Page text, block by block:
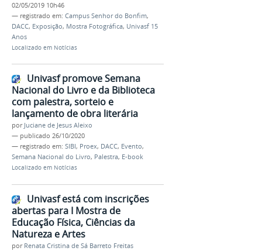
02/05/2019 10h46
— registrado em: Campus Senhor do Bonfim,
DACC, Exposição, Mostra Fotográfica, Univasf 15
Anos
Localizado em Notícias
Univasf promove Semana
Nacional do Livro e da Biblioteca
com palestra, sorteio e
lançamento de obra literária
por Juciane de Jesus Aleixo
— publicado 26/10/2020
— registrado em: SIBI, Proex, DACC, Evento,
Semana Nacional do Livro, Palestra, E-book
Localizado em Notícias
Univasf está com inscrições
abertas para I Mostra de
Educação Física, Ciências da
Natureza e Artes
por Renata Cristina de Sá Barreto Freitas